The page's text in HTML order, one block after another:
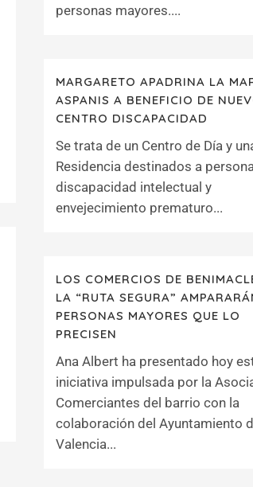
personas mayores....
MARGARETO APADRINA LA
ASPANIS A BENEFICIO DE
CENTRO DISCAPACIDAD
Se trata de un Centro de Día y
Residencia destinados a
discapacidad intelectual y
envejecimiento prematuro...
LOS COMERCIOS DE
LA “RUTA SEGURA”
PERSONAS MAYORES QUE LO
PRECISEN
Ana Albert ha presentado hoy
iniciativa impulsada por la
Comerciantes del barrio con la
colaboración del Ayuntamiento
Valencia...